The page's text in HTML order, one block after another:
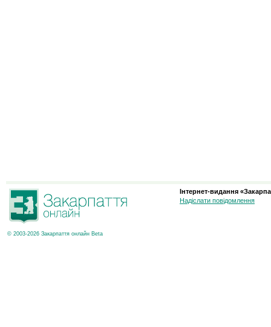
© 2003-2026 Закарпаття онлайн Beta
Інтернет-видання
Надіслати повідомлення